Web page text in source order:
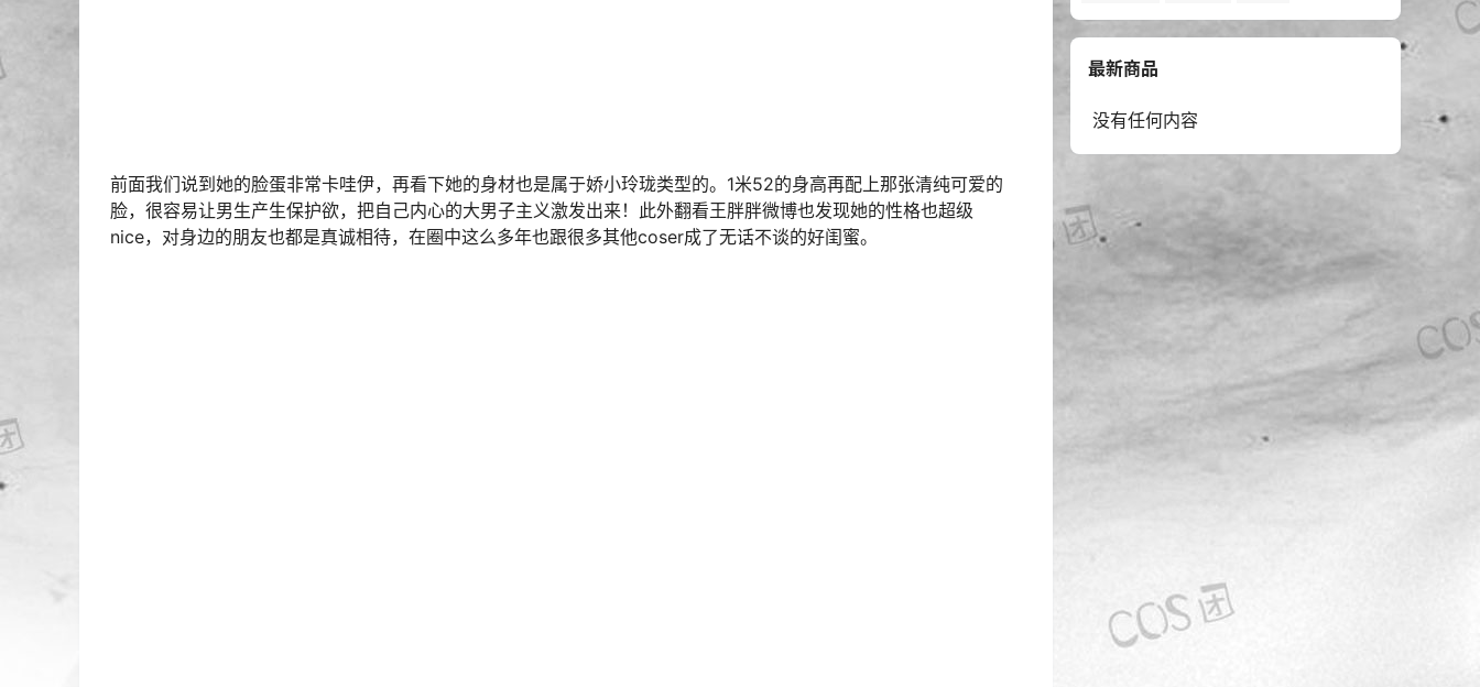
前面我们说到她的脸蛋非常卡哇伊，再看下她的身材也是属于娇小玲珑类型的。1米52的身高再配上那张清纯可爱的
脸，很容易让男生产生保护欲，把自己内心的大男子主义激发出来！此外翻看王胖胖微博也发现她的性格也超级
nice，对身边的朋友也都是真诚相待，在圈中这么多年也跟很多其他coser成了无话不谈的好闺蜜。
最新商品
没有任何内容